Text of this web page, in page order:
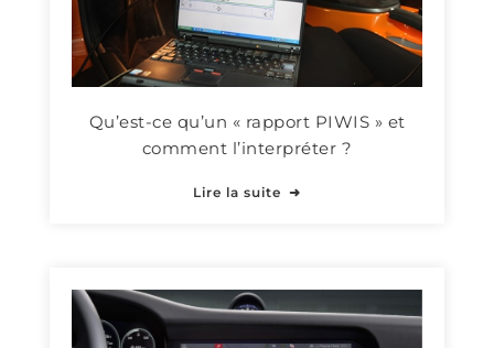
Qu’est-ce qu’un « rapport PIWIS » et
comment l’interpréter ?
Lire la suite